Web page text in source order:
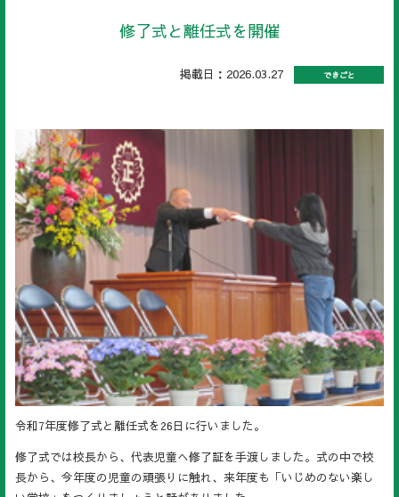
修了式と離任式を開催
掲載日：2026.03.27 できごと
令和7年度修了式と離任式を26日に行いました。
修了式では校長から、代表児童へ修了証を手渡しました。式の中で校
長から、今年度の児童の頑張りに触れ、来年度も「いじめのない楽し